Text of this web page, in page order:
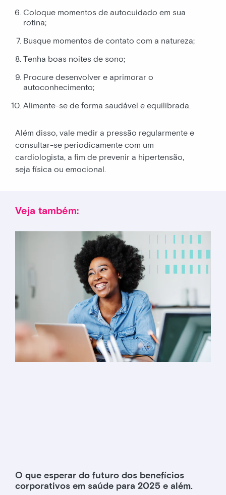
Coloque momentos de autocuidado em sua
rotina;
Busque momentos de contato com a natureza;
Tenha boas noites de sono;
Procure desenvolver e aprimorar o
autoconhecimento;
Alimente-se de forma saudável e equilibrada.
Além disso, vale medir a pressão regularmente e
consultar-se periodicamente com um
cardiologista, a fim de prevenir a hipertensão,
seja física ou emocional.
Veja também:
O que esperar do futuro dos benefícios
corporativos em saúde para 2025 e além.